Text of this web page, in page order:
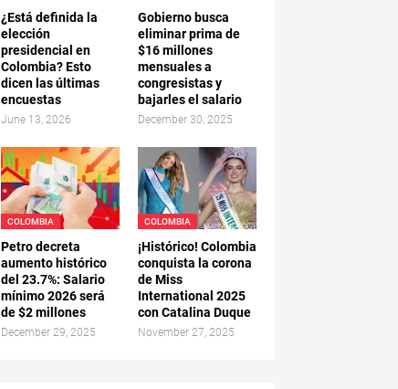
¿Está definida la
elección
presidencial en
Colombia? Esto
dicen las últimas
encuestas
June 13, 2026
Gobierno busca
eliminar prima de
$16 millones
mensuales a
congresistas y
bajarles el salario
December 30, 2025
COLOMBIA
Petro decreta
aumento histórico
del 23.7%: Salario
mínimo 2026 será
de $2 millones
December 29, 2025
COLOMBIA
¡Histórico! Colombia
conquista la corona
de Miss
International 2025
con Catalina Duque
November 27, 2025